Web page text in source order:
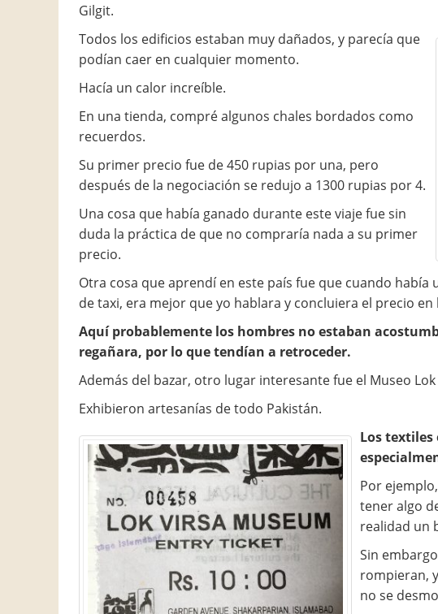
Gilgit.
Todos los edificios estaban muy dañados, y parecía que
podían caer en cualquier momento.
Hacía un calor increíble.
En una tienda, compré algunos chales bordados como
recuerdos.
Su primer precio fue de 450 rupias por una, pero
después de la negociación se redujo a 1300 rupias por 4.
Una cosa que había ganado durante este viaje fue sin
duda la práctica de que no compraría nada a su primer
precio.
Otra cosa que aprendí en este país fue que cuando
de taxi, era mejor que yo hablara y concluiera el precio
Aquí probablemente los hombres no estaban
regañara, por lo que tendían a retroceder.
Además del bazar, otro lugar interesante fue el Museo
Exhibieron artesanías de todo Pakistán.
Los
Por
tener algo
realidad un
Sin
rompieran,
no se